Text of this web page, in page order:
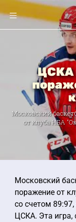
ЦСКА
Московский
от клуба НБА
Московский
поражение от
со счетом
ЦСКА. Эта игра,